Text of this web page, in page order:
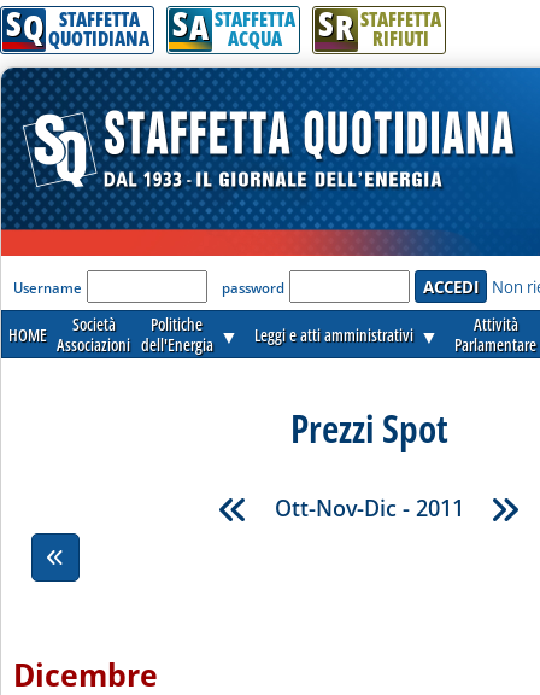
SQ STAFFETTA
QUOTIDIANA SA STAFFETTA
ACQUA SR STAFFETTA
RIFIUTI
'Modulo Login per accedere'
Username password Non
HOME
Società
Associazioni
Politiche
dell'Energia ▼ Leggi e atti amministrativi ▼
Attività
Parlamentare
Prezzi Spot
Ott-Nov-Dic - 2011
Dicembre